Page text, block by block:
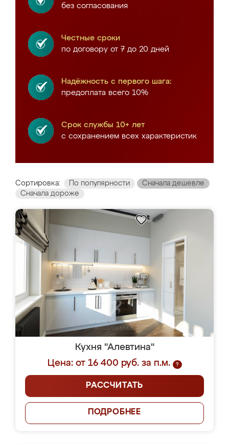
без согласования
Честные сроки
по договору от 7 до 20 дней
Надёжность с первого шага:
предоплата всего 10%
Срок службы 10+ лет
с сохранением всех характеристик
Сортировка: По популярности
Сначала дешевле
Сначала дороже
Кухня "Алевтина"
Цена: от 16 400 руб. за п.м.
?
РАССЧИТАТЬ
ПОДРОБНЕЕ